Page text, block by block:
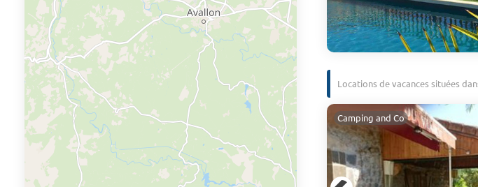
Locations de vacances situées
Camping and Co